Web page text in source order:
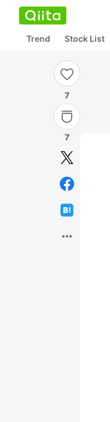
Trend Stock List
7
7
more_horiz